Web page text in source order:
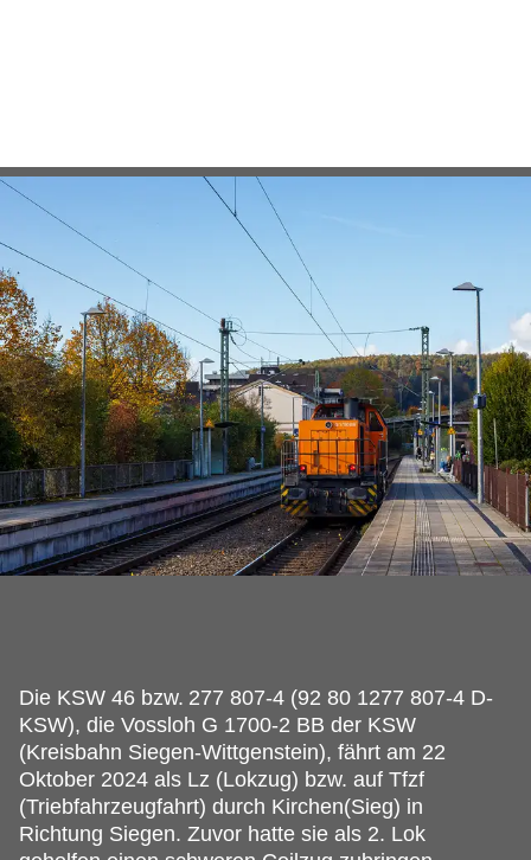
Die KSW 46 bzw. 277 807-4 (92 80 1277 807-4 D-
KSW), die Vossloh G 1700-2 BB der KSW
(Kreisbahn Siegen-Wittgenstein), fährt am 22
Oktober 2024 als Lz (Lokzug) bzw. auf Tfzf
(Triebfahrzeugfahrt) durch Kirchen(Sieg) in
Richtung Siegen. Zuvor hatte sie als 2. Lok